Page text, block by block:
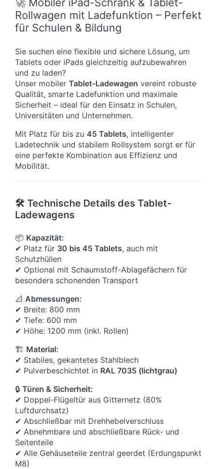
Rollwagen mit Ladefunktion – Perfekt
für Schulen & Bildung
Sie suchen eine flexible und sichere Lösung, um
Tablets oder iPads gleichzeitig aufzubewahren
und zu laden?
Unser mobiler Tablet-Ladewagen vereint robuste
Qualität, smarte Ladefunktion und maximale
Sicherheit – ideal für den Einsatz in Schulen,
Universitäten und Unternehmen.
Mit Platz für bis zu 45 Tablets, intelligenter
Ladetechnik und stabilem Rollsystem sorgt er für
eine perfekte Kombination aus Effizienz und
Mobilität.
🛠 Technische Details des Tablet-
Ladewagens
📦 Kapazität:
✔ Platz für 30 bis 45 Tablets, auch mit
Schutzhüllen
✔ Optional mit Schaumstoff-Ablagefächern für
besonders schonenden Transport
📐 Abmessungen:
✔ Breite: 800 mm
✔ Tiefe: 600 mm
✔ Höhe: 1200 mm (inkl. Rollen)
🏗 Material:
✔ Stabiles, gekantetes Stahlblech
✔ Pulverbeschichtet in RAL 7035 (lichtgrau)
🔒 Türen & Sicherheit:
✔ Doppel-Flügeltür aus Gitternetz (80%
Luftdurchsatz)
✔ Abschließbar mit Drehhebelverschluss
✔ Abnehmbare und abschließbare Rück- und
Seitenteile
✔ Alle Gehäuseteile zentral geerdet (Erdungspunkt
M8)